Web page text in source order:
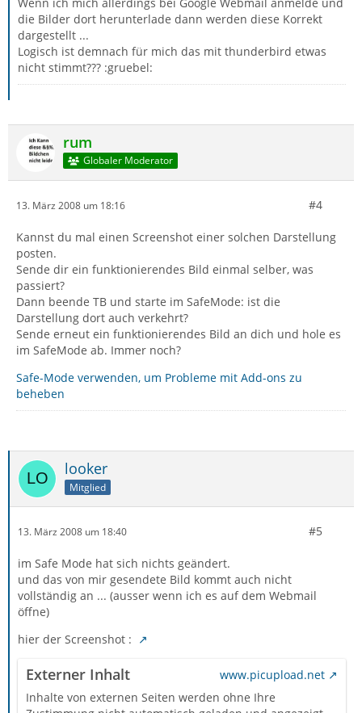
die Bilder dort herunterlade dann werden diese Korrekt
dargestellt ...
Logisch ist demnach für mich das mit thunderbird etwas
nicht stimmt??? :gruebel:
rum
Globaler Moderator
13. März 2008 um 18:16 #4
Kannst du mal einen Screenshot einer solchen Darstellung
posten.
Sende dir ein funktionierendes Bild einmal selber, was
passiert?
Dann beende TB und starte im SafeMode: ist die
Darstellung dort auch verkehrt?
Sende erneut ein funktionierendes Bild an dich und hole es
im SafeMode ab. Immer noch?
Safe-Mode verwenden, um Probleme mit Add-ons zu
beheben
looker
Mitglied
13. März 2008 um 18:40 #5
im Safe Mode hat sich nichts geändert.
und das von mir gesendete Bild kommt auch nicht
vollständig an ... (ausser wenn ich es auf dem Webmail
öffne)
hier der Screenshot :
Externer Inhalt
www.picupload.net
Inhalte von externen Seiten werden ohne Ihre